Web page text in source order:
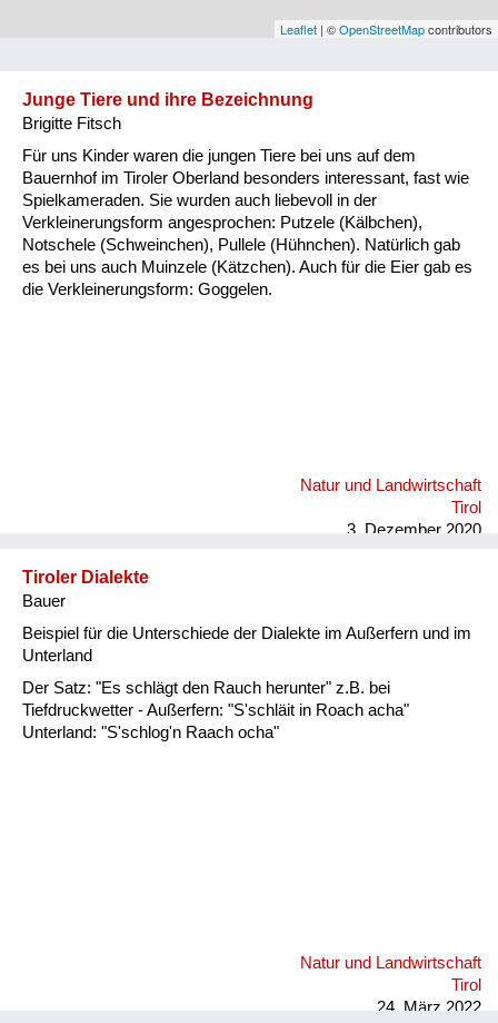
Vorarlberg
Natur und Landwirtschaft
Fluchen und Reden
Mensch, Tier und Alltag
Leaflet | ©OpenStreetMapcontributors
Junge Tiere und ihre Bezeichnung
Brigitte Fitsch
Für uns Kinder waren die jungen Tiere bei uns auf dem
Bauernhof im Tiroler Oberland besonders interessant, fast wie
Spielkameraden. Sie wurden auch liebevoll in der
Verkleinerungsform angesprochen: Putzele (Kälbchen),
Notschele (Schweinchen), Pullele (Hühnchen). Natürlich gab
es bei uns auch Muinzele (Kätzchen). Auch für die Eier gab es
die Verkleinerungsform: Goggelen.
Natur und Landwirtschaft
Tirol
3. Dezember 2020
Tiroler Dialekte
Bauer
Beispiel für die Unterschiede der Dialekte im Außerfern und im
Unterland
Der Satz: "Es schlägt den Rauch herunter" z.B. bei
Tiefdruckwetter - Außerfern: "S'schläit in Roach acha"
Unterland: "S'schlog'n Raach ocha"
Natur und Landwirtschaft
Tirol
24. März 2022